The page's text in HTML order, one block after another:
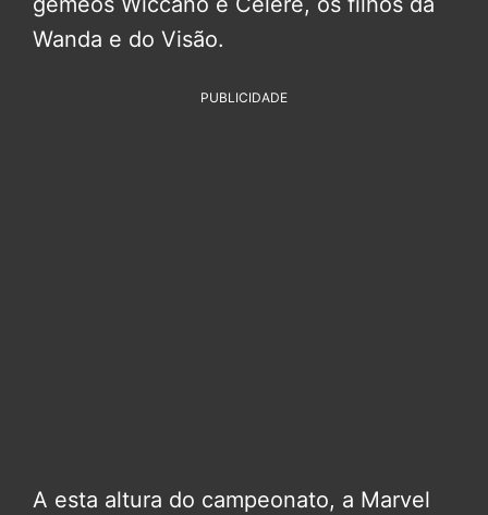
Wanda e do Visão.
PUBLICIDADE
A esta altura do campeonato, a Marvel